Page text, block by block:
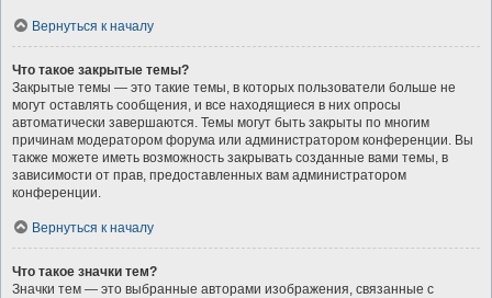
Вернуться к началу
Что такое закрытые темы?
Закрытые темы — это такие темы, в которых пользователи больше не
могут оставлять сообщения, и все находящиеся в них опросы
автоматически завершаются. Темы могут быть закрыты по многим
причинам модератором форума или администратором конференции. Вы
также можете иметь возможность закрывать созданные вами темы, в
зависимости от прав, предоставленных вам администратором
конференции.
Вернуться к началу
Что такое значки тем?
Значки тем — это выбранные авторами изображения, связанные с